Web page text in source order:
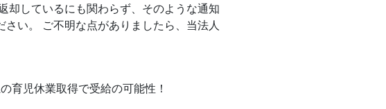
却しているにも関わらず、そのような通知
い。 ご不明な点がありましたら、当法人
育児休業取得で受給の可能性！